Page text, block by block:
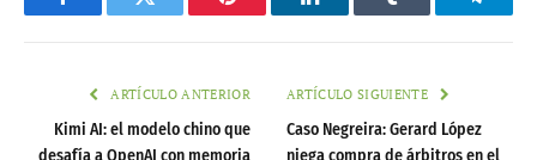
FacebookTwitter Pinterest LinkedInTumblr
ARTÍCULO ANTERIOR
Kimi AI: el modelo chino que
desafía a OpenAI con memoria
ARTÍCULO SIGUIENTE
Caso Negreira: Gerard López
niega compra de árbitros en el